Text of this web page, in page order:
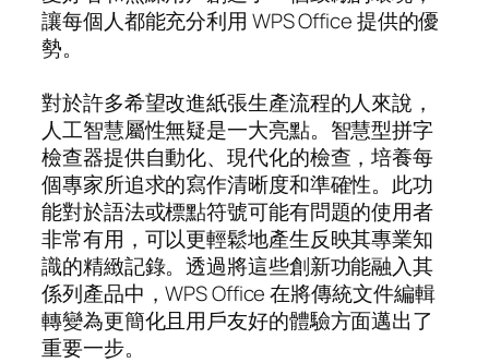
讓每個人都能充分利用 WPS Office 提供的優
勢。
對於許多希望改進紙張生產流程的人來說，
人工智慧屬性無疑是一大亮點。智慧型拼字
檢查器提供自動化、現代化的檢查，培養每
個專家所追求的寫作清晰度和準確性。此功
能對於語法或標點符號可能有問題的使用者
非常有用，可以更輕鬆地產生反映其專業知
識的精緻記錄。透過將這些創新功能融入其
係列產品中，WPS Office 在將傳統文件編輯
轉變為更簡化且用戶友好的體驗方面邁出了
重要一步。